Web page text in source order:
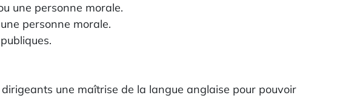
une personne morale.
personne morale.
une maîtrise de la langue anglaise pour pouvoir